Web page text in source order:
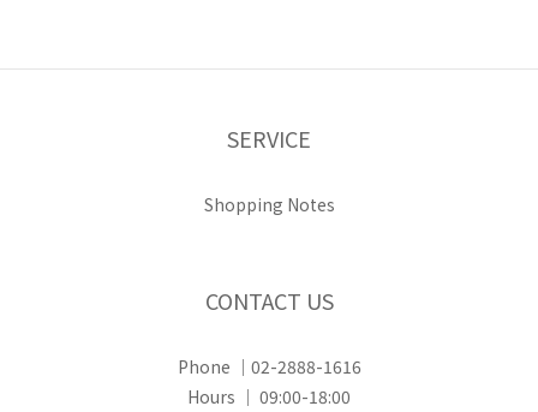
SERVICE
Shopping Notes
CONTACT US
Phone ｜02-2888-1616
Hours ｜ 09:00-18:00